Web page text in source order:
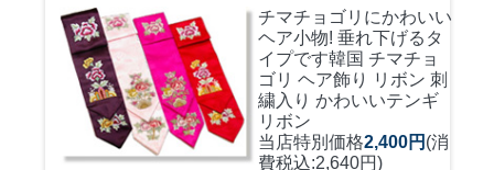
チマチョゴリにかわいい
ヘア小物! 垂れ下げるタ
イプです韓国 チマチョ
ゴリ ヘア飾り リボン 刺
繍入り かわいいテンギ
リボン
当店特別価格2,400円 (消
費税込:2,640円)